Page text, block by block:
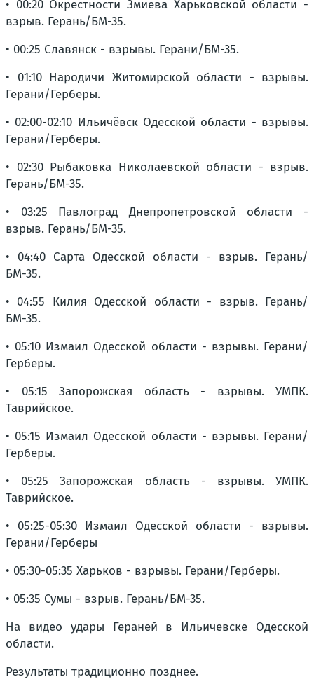
• 00:20 Окрестности Змиева Харьковской области -
взрыв. Герань/БМ-35.
• 00:25 Славянск - взрывы. Герани/БМ-35.
• 01:10 Народичи Житомирской области - взрывы.
Герани/Герберы.
• 02:00-02:10 Ильичёвск Одесской области - взрывы.
Герани/Герберы.
• 02:30 Рыбаковка Николаевской области - взрыв.
Герань/БМ-35.
• 03:25 Павлоград Днепропетровской области -
взрыв. Герань/БМ-35.
• 04:40 Сарта Одесской области - взрыв. Герань/
БМ-35.
• 04:55 Килия Одесской области - взрыв. Герань/
БМ-35.
• 05:10 Измаил Одесской области - взрывы. Герани/
Герберы.
• 05:15 Запорожская область - взрывы. УМПК.
Таврийское.
• 05:15 Измаил Одесской области - взрывы. Герани/
Герберы.
• 05:25 Запорожская область - взрывы. УМПК.
Таврийское.
• 05:25-05:30 Измаил Одесской области - взрывы.
Герани/Герберы
• 05:30-05:35 Харьков - взрывы. Герани/Герберы.
• 05:35 Сумы - взрыв. Герань/БМ-35.
На видео удары Гераней в Ильичевске Одесской
области.
Результаты традиционно позднее.